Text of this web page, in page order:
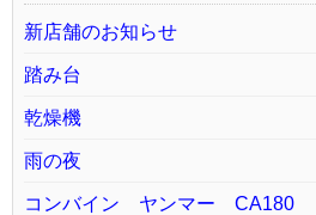
新店舗のお知らせ
踏み台
乾燥機
雨の夜
コンバイン ヤンマー CA180